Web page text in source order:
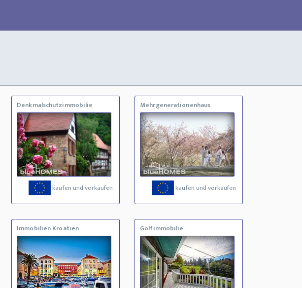
Denkmalschutzimmobilie
kaufen und verkaufen
Mehrgenerationenhaus
kaufen und verkaufen
Immobilien Kroatien Golfimmobilie